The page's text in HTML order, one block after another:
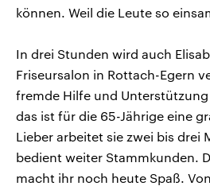
können. Weil die Leute so
In drei Stunden wird auch
Friseursalon in Rottach-Egern
fremde Hilfe und
das ist für die 65-Jährige eine
Lieber arbeitet sie zwei bis drei
bedient weiter Stammkunden.
macht ihr noch heute Spaß.